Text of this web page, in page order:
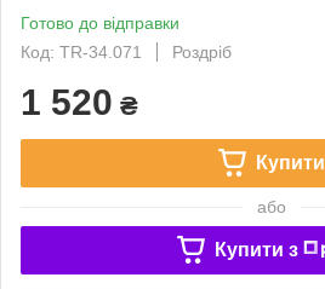
Готово до відправки
Код: TR-34.071
Роздріб
1 520 ₴
Купити
або
Купити з